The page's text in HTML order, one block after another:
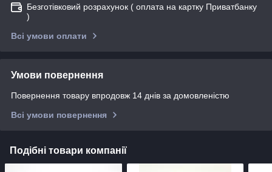
Безготівковий розрахунок ( оплата на картку Приватбанку
)
Всі умови оплати
Умови повернення
Повернення товару впродовж 14 днів за домовленістю
Всі умови повернення
Подібні товари компанії